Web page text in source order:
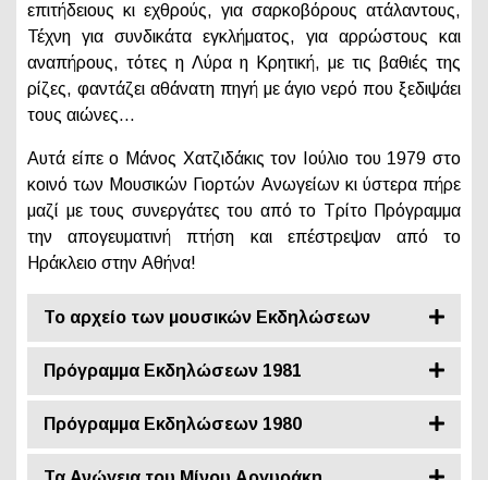
επιτήδειους κι εχθρούς, για σαρκοβόρους ατάλαντους,
Τέχνη για συνδικάτα εγκλήματος, για αρρώστους και
αναπήρους, τότες η Λύρα η Κρητική, με τις βαθιές της
ρίζες, φαντάζει αθάνατη πηγή με άγιο νερό που ξεδιψάει
τους αιώνες…
Αυτά είπε ο Μάνος Χατζιδάκις τον Ιούλιο του 1979 στο
κοινό των Μουσικών Γιορτών Ανωγείων κι ύστερα πήρε
μαζί με τους συνεργάτες του από το Τρίτο Πρόγραμμα
την απογευματινή πτήση και επέστρεψαν από το
Ηράκλειο στην Αθήνα!
Το αρχείο των μουσικών Εκδηλώσεων
Πρόγραμμα Εκδηλώσεων 1981
Πρόγραμμα Εκδηλώσεων 1980